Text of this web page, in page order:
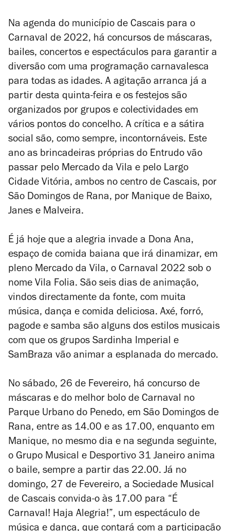
Na agenda do município de Cascais para o
Carnaval de 2022, há concursos de máscaras,
bailes, concertos e espectáculos para garantir a
diversão com uma programação carnavalesca
para todas as idades. A agitação arranca já a
partir desta quinta-feira e os festejos são
organizados por grupos e colectividades em
vários pontos do concelho. A crítica e a sátira
social são, como sempre, incontornáveis. Este
ano as brincadeiras próprias do Entrudo vão
passar pelo Mercado da Vila e pelo Largo
Cidade Vitória, ambos no centro de Cascais, por
São Domingos de Rana, por Manique de Baixo,
Janes e Malveira.
É já hoje que a alegria invade a Dona Ana,
espaço de comida baiana que irá dinamizar, em
pleno Mercado da Vila, o Carnaval 2022 sob o
nome Vila Folia. São seis dias de animação,
vindos directamente da fonte, com muita
música, dança e comida deliciosa. Axé, forró,
pagode e samba são alguns dos estilos musicais
com que os grupos Sardinha Imperial e
SamBraza vão animar a esplanada do mercado.
No sábado, 26 de Fevereiro, há concurso de
máscaras e do melhor bolo de Carnaval no
Parque Urbano do Penedo, em São Domingos de
Rana, entre as 14.00 e as 17.00, enquanto em
Manique, no mesmo dia e na segunda seguinte,
o Grupo Musical e Desportivo 31 Janeiro anima
o baile, sempre a partir das 22.00. Já no
domingo, 27 de Fevereiro, a Sociedade Musical
de Cascais convida-o às 17.00 para “É
Carnaval! Haja Alegria!”, um espectáculo de
música e dança, que contará com a participação